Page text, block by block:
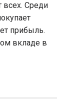
всех. Среди
прибыль.
вкладе в